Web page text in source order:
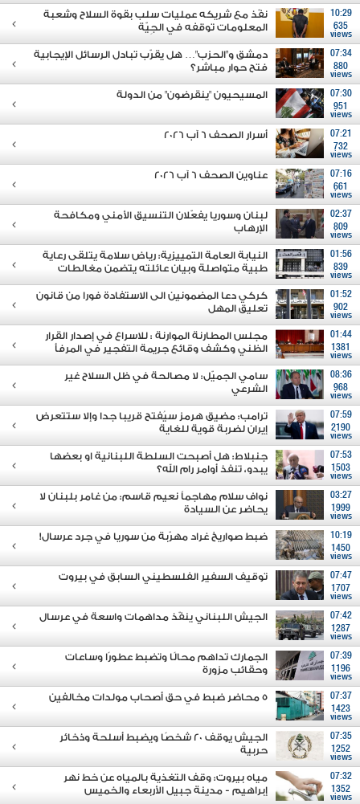
10:29
635
views
نفّذ مع شريكه عمليات سلب بقوة السلاح وشعبة
المعلومات توقفه في الجِيّة
07:34
880
views
دمشق و"الحزب"… هل يقرّب تبادل الرسائل الإيجابية
فتح حوار مباشر؟
07:30
951
views
المسيحيون "ينقرضون" من الدولة
07:21
732
views
أسرار الصحف 6 آب 2026
07:16
661
views
عناوين الصحف 6 آب 2026
02:37
809
views
لبنان وسوريا يفعّلان التنسيق الأمني ومكافحة
الإرهاب
01:56
839
views
النيابة العامة التمييزية: رياض سلامة يتلقى رعاية
طبية متواصلة وبيان عائلته يتضمن مغالطات
01:52
902
views
كركي دعا المضمونين الى الاستفادة فورا من قانون
تعليق المهل
01:44
1381
views
مجلس المطارنة الموارنة : للاسراع في إصدار القرار
الظني وكشف وقائع جريمة التفجير في المرفأ
08:36
968
views
سامي الجميّل: لا مصالحة في ظل السلاح غير
الشرعي
07:59
2190
views
ترامب: مضيق هرمز سيُفتح قريبا جدا وإلا ستتعرض
إيران لضربة قوية للغاية
07:53
1503
views
جنبلاط: هل أصبحت السلطة اللبنانية او بعضها
يبدو، تنفذ أوامر رام الله؟
03:27
1999
views
نواف سلام مهاجماً نعيم قاسم: من غامر بلبنان لا
يحاضر عن السيادة
10:19
1450
views
ضبط صواريخ غراد مهرّبة من سوريا في جرد عرسال!
07:47
1707
views
توقيف السفير الفلسطيني السابق في بيروت
07:42
1287
views
الجيش اللبناني ينفّذ مداهمات واسعة في عرسال
07:39
1196
views
الجمارك تداهم محالًا وتضبط عطورًا وساعات
وحقائب مزورة
07:37
1423
views
5 محاضر ضبط في حق أصحاب مولدات مخالفين
07:35
1252
views
الجيش يوقف 20 شخصًا ويضبط أسلحة وذخائر
حربية
07:32
1352
views
مياه بيروت: وقف التغذية بالمياه عن خط نهر
إبراهيم - مدينة جبيل الأربعاء والخميس